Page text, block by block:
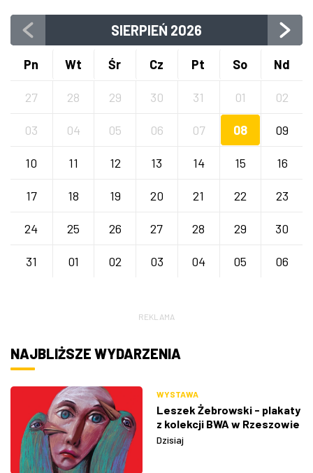
SIERPIEŃ 2026
Pn Wt Śr Cz Pt So Nd
27 28 29 30 31 01 02
03 04 05 06 07 08 09
10 11 12 13 14 15 16
17 18 19 20 21 22 23
24 25 26 27 28 29 30
31 01 02 03 04 05 06
REKLAMA
NAJBLIŻSZE WYDARZENIA
WYSTAWA
Leszek Żebrowski - plakaty
z kolekcji BWA w Rzeszowie
Dzisiaj